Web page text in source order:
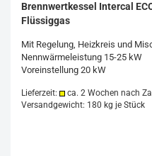
Brennwertkessel Intercal
Flüssiggas
Mit Regelung, Heizkreis und
Nennwärmeleistung 15-25 kW
Voreinstellung 20 kW
Lieferzeit:
ca. 2 Wochen nach
Versandgewicht: 180 kg je Stück